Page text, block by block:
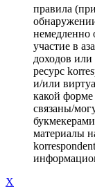
правила
немедленно
участие в
доходов
ресурс
и/или
какой форме
связаны/
материалы
X